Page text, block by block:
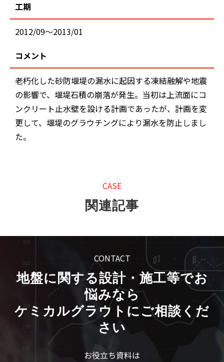
工期
2012/09～2013/01
コメント
老朽化した砂防堰堤の漏水に起因する凍結融解や地震
の影響で、堰堤石積の崩落が発生。当初は上流面にコ
ンクリート止水壁を設ける計画であったが、計画を変
更して、堰堤のグラウチングにより漏水を防止しまし
た。
CASE
関連記事
CONTACT
地盤に関する設計・施工等でお
悩みなら
ケミカルグラウトにご相談くだ
さい
お役立ち資料は